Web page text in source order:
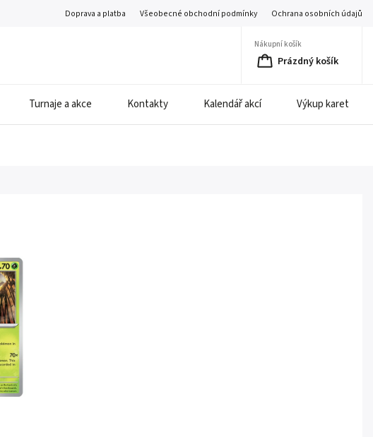
Doprava a platba Všeobecné obchodní podmínky Ochrana osobních údajů
Nákupní košík
Prázdný košík
Turnaje a akce Kontakty Kalendář akcí Výkup karet